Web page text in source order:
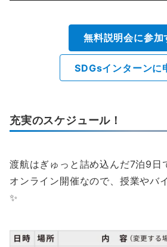
無料説明会に参加
SDGsインターンに
充実のスケジュール！
渡航はぎゅっと詰め込んだ7泊9日
オンライン開催なので、授業やバ
✨